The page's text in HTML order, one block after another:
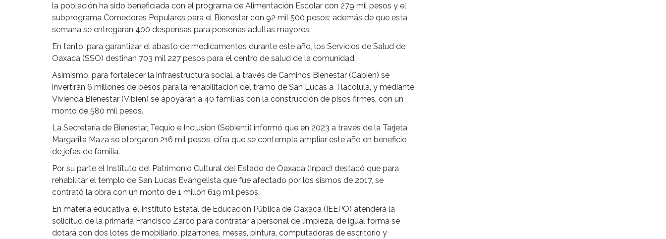
la población ha sido beneficiada con el programa de Alimentación Escolar con 279 mil pesos y el
subprograma Comedores Populares para el Bienestar con 92 mil 500 pesos; además de que esta
semana se entregarán 400 despensas para personas adultas mayores.
En tanto, para garantizar el abasto de medicamentos durante este año, los Servicios de Salud de
Oaxaca (SSO) destinan 703 mil 227 pesos para el centro de salud de la comunidad.
Asimismo, para fortalecer la infraestructura social, a través de Caminos Bienestar (Cabien) se
invertirán 6 millones de pesos para la rehabilitación del tramo de San Lucas a Tlacolula, y mediante
Vivienda Bienestar (Vibien) se apoyarán a 40 familias con la construcción de pisos firmes, con un
monto de 580 mil pesos.
La Secretaría de Bienestar, Tequio e Inclusión (Sebienti) informó que en 2023 a través de la Tarjeta
Margarita Maza se otorgaron 216 mil pesos, cifra que se contempla ampliar este año en beneficio
de jefas de familia.
Por su parte el Instituto del Patrimonio Cultural del Estado de Oaxaca (Inpac) destacó que para
rehabilitar el templo de San Lucas Evangelista que fue afectado por los sismos de 2017, se
contrató la obra con un monto de 1 millón 619 mil pesos.
En materia educativa, el Instituto Estatal de Educación Pública de Oaxaca (IEEPO) atenderá la
solicitud de la primaria Francisco Zarco para contratar a personal de limpieza, de igual forma se
dotará con dos lotes de mobiliario, pizarrones, mesas, pintura, computadoras de escritorio y